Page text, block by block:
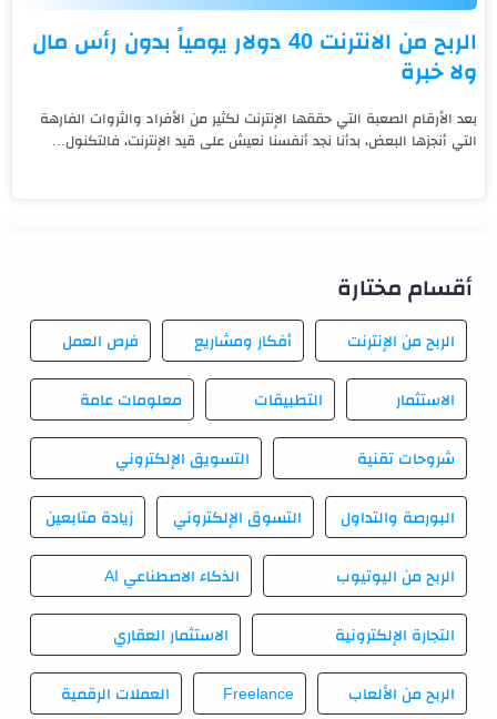
الربح من الانترنت 40 دولار يومياً بدون رأس مال
ولا خبرة
بعد الأرقام الصعبة التي حققها الإنترنت لكثير من الأفراد والثروات الفارهة
التي أنجزها البعض، بدأنا نجد أنفسنا نعيش على قيد الإنترنت، فالتكنول...
أقسام مختارة
الربح من الإنترنت أفكار ومشاريع فرص العمل
الاستثمار التطبيقات معلومات عامة
شروحات تقنية التسويق الإلكتروني
البورصة والتداول التسوق الإلكتروني زيادة متابعين
الربح من اليوتيوب الذكاء الاصطناعي AI
التجارة الإلكترونية الاستثمار العقاري
الربح من الألعاب Freelance العملات الرقمية